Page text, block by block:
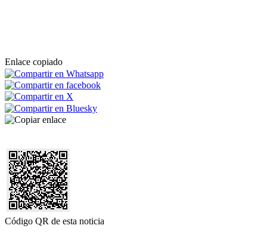
Enlace copiado
Código QR de esta noticia